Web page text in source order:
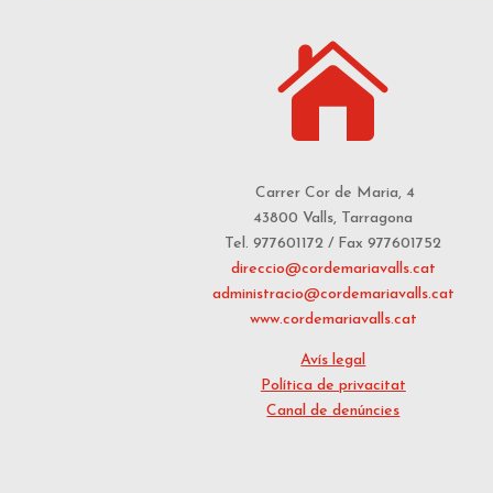

Carrer Cor de Maria, 4
43800 Valls, Tarragona
Tel. 977601172 / Fax 977601752
direccio@cordemariavalls.cat
administracio@cordemariavalls.cat
www.cordemariavalls.cat
Avís legal
Política de privacitat
Canal de denúncies